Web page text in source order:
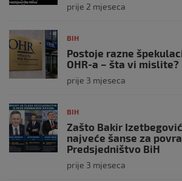
prije 2 mjeseca
BIH
Postoje razne
OHR-a – šta vi mislite?
prije 3 mjeseca
BIH
Zašto Bakir
najveće šanse za
Predsjedništvo BiH
prije 3 mjeseca